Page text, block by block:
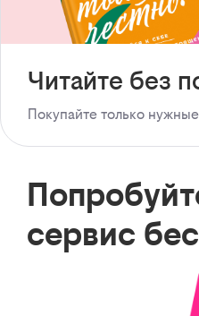
Читайте без
Покупайте только
сервис